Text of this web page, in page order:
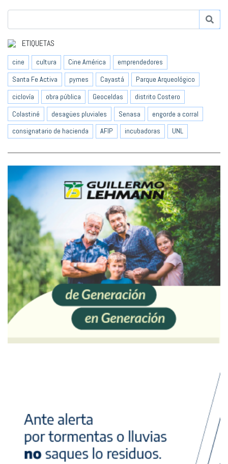
ETIQUETAS
cine cultura Cine América
emprendedores
Santa Fe Activa
pymes Cayastá
Parque Arqueológico
ciclovía
obra pública Geoceldas
distrito Costero
Colastiné
desagües pluviales Senasa
engorde a corral
consignatario de hacienda
AFIP incubadoras UNL